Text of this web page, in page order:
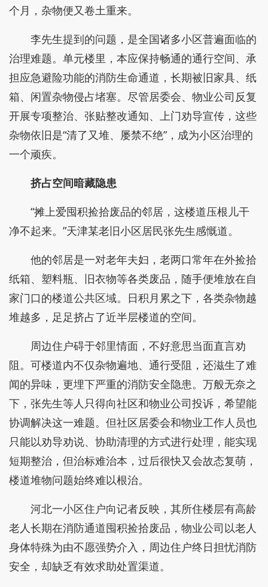
个月，杂物便又卷土重来。
李先生提到的问题，是全国诸多小区普遍面临的
治理难题。单元楼里，本应保持畅通的通行空间、承
担应急避险功能的消防生命通道，长期被旧家具、纸
箱、闲置杂物侵占堵塞。尽管居委会、物业公司反复
开展专项整治、张贴整改通知、上门劝导宣传，这些
杂物依旧是“清了又堆、屡禁不绝”，成为小区治理的
一个顽疾。
挤占空间暗藏隐患
“摊上爱囤积捡拾废品的邻居，这楼道压根儿干
净不起来。”天津某老旧小区居民张先生感慨道。
他的邻居是一对老年夫妇，老两口常年在外捡拾
纸箱、塑料瓶、旧衣物等各类废品，随手便堆放在自
家门口的楼道公共区域。日积月累之下，各类杂物越
堆越多，足足挤占了近半层楼道的空间。
周边住户碍于邻里情面，不好意思当面直言劝
阻。可楼道内不仅杂物遍地、通行受阻，还滋生了难
闻的异味，更埋下严重的消防安全隐患。万般无奈之
下，张先生等人只得向社区和物业公司投诉，希望能
协调解决这一难题。但社区居委会和物业工作人员也
只能以劝导劝说、协助清理的方式进行处理，能实现
短期整治，但治标难治本，过后很快又会故态复萌，
楼道堆物问题始终难以根治。
河北一小区住户向记者反映，其所住楼层有高龄
老人长期在消防通道囤积捡拾废品，物业公司以老人
身体特殊为由不愿强势介入，周边住户终日担忧消防
安全，却缺乏有效求助处置渠道。